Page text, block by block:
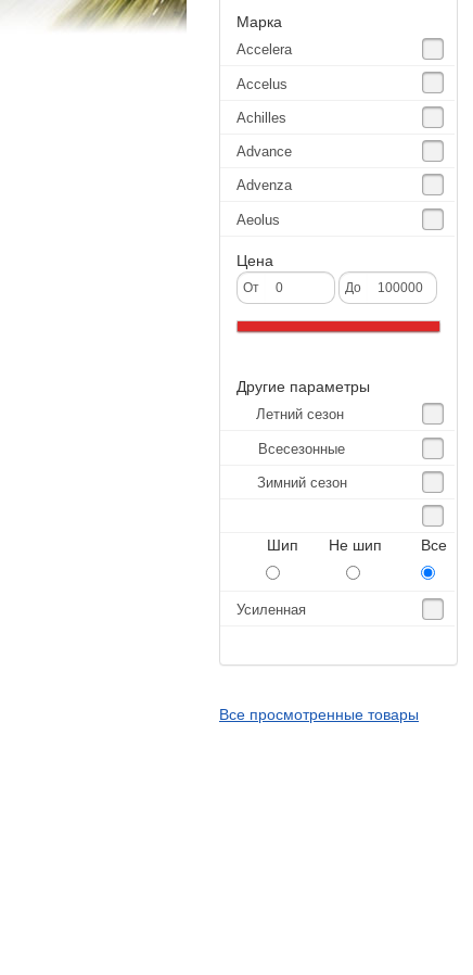
Марка
Accelera
Accelus
Achilles
Advance
Advenza
Aeolus
Agate
Agrica
Alliance
Altura
Amberstone
Amtel
Anjie
Aplus
Цена
От До
Другие параметры
Летний сезон
Всесезонные
Зимний сезон
Шип Не шип Все
Усиленная
Все просмотренные товары